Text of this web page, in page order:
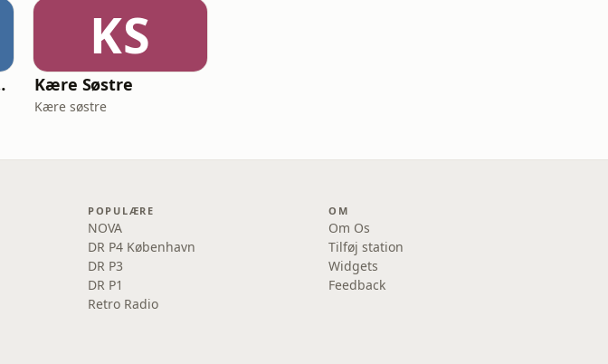
KS
Kære Søstre
Kære søstre
POPULÆRE
NOVA
DR P4 København
DR P3
DR P1
Retro Radio
OM
Om Os
Tilføj station
Widgets
Feedback